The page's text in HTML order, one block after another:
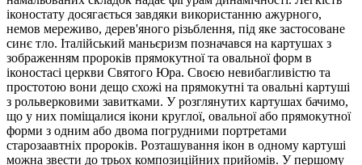
іконостату досягається завдяки використанню ажурного,
немов мереживо, дерев'яного різьблення, під яке застосоване
синє тло. Італійський маньєризм позначався на картушах з
зображенням пророків прямокутної та овальної форм в
іконостасі церкви Святого Юра. Своєю невибагливістю та
простотою вони дещо схожі на прямокутні та овальні картуші
з рольверковими завитками. У розглянутих картушах бачимо,
що у них поміщалися ікони круглої, овальної або прямокутної
форми з одним або двома погрудними портретами
старозаавтніх пророків. Розташування ікон в одному картуші
можна звести до трьох композиційних прийомів. У першому